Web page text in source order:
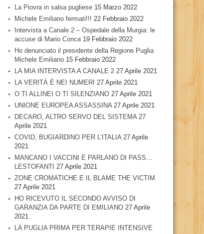
La Piovra in salsa pugliese 15 Marzo 2022
Michele Emiliano fermati!!! 22 Febbraio 2022
Intervista a Canale 2 – Ospedale della Murgia: le
accuse di Mario Conca 19 Febbraio 2022
Ho denunciato il presidente della Regione Puglia
Michele Emiliano 15 Febbraio 2022
LA MIA INTERVISTA A CANALE 2 27 Aprile 2021
LA VERITÀ È NEI NUMERI 27 Aprile 2021
O TI ALLINEI O TI SILENZIANO 27 Aprile 2021
UNIONE EUROPEA ASSASSINA 27 Aprile 2021
DECARO, ALTRO SERVO DEL SISTEMA 27
Aprile 2021
COVID, BUGIARDINO PER L’ITALIA 27 Aprile
2021
MANCANO I VACCINI E PARLANO DI PASS…
LESTOFANTI 27 Aprile 2021
ZONE CROMATICHE E IL BLAME THE VICTIM
27 Aprile 2021
HO RICEVUTO IL SECONDO AVVISO DI
GARANZIA DA PARTE DI EMILIANO 27 Aprile
2021
LA PUGLIA PRIMA PER TERAPIE INTENSIVE